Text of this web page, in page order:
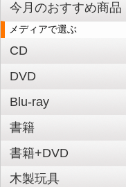
今月のおすすめ商品
メディアで選ぶ
CD
DVD
Blu-ray
書籍
書籍+DVD
木製玩具
きょう
税抜)
版)
¥